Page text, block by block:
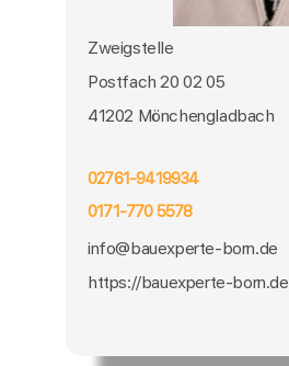
Zweigstelle
Postfach 20 02 05
41202 Mönchengladbach
02761-9419934
0171-770 5578
info@bauexperte-born.de
https://bauexperte-born.de